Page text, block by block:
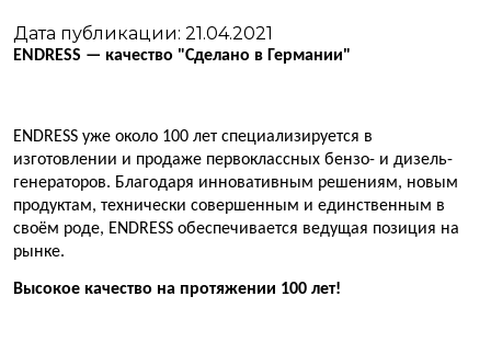
Дата публикации: 21.04.2021
ENDRESS — качество "Сделано в Германии"
ENDRESS уже около 100 лет специализируется в
изготовлении и продаже первоклассных бензо- и дизель-
генераторов. Благодаря инновативным решениям, новым
продуктам, технически совершенным и единственным в
своём роде, ENDRESS обеспечивается ведущая позиция на
рынке.
Высокое качество на протяжении 100 лет!